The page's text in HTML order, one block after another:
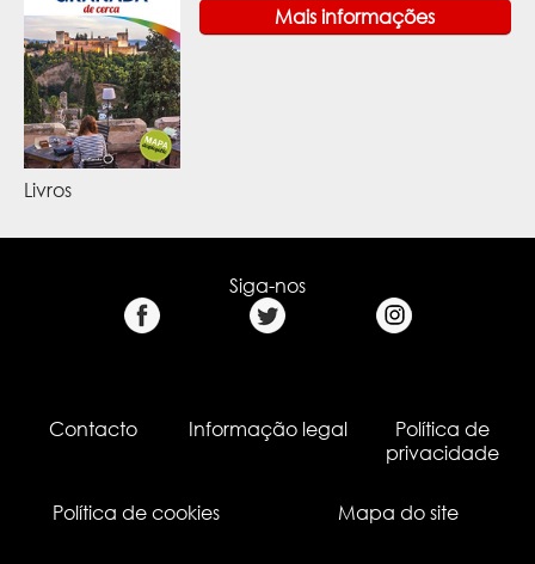
Mais informações
Livros
Siga-nos
Contacto Informação legal
Política de
privacidade
Política de cookies Mapa do site